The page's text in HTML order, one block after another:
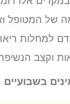
של המטופל
למחלות
וקצב